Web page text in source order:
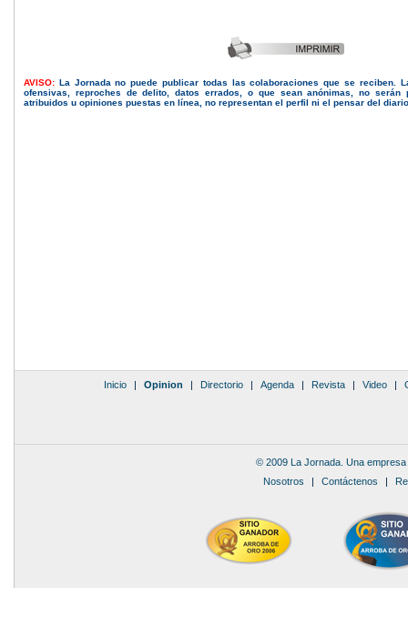
AVISO: La Jornada no puede publicar todas las colaboraciones que se reciben.
ofensivas, reproches de delito, datos errados, o que sean anónimas, no serán
atribuidos u opiniones puestas en línea, no representan el perfil ni el pensar del
Inicio | Opinion | Directorio | Agenda | Revista | Video |
© 2009 La Jornada. Una
Nosotros | Contáctenos |